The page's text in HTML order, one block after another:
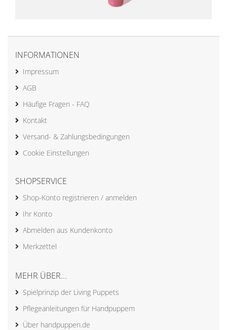
INFORMATIONEN
Impressum
AGB
Häufige Fragen - FAQ
Kontakt
Versand- & Zahlungsbedingungen
Cookie Einstellungen
SHOPSERVICE
Shop-Konto registrieren / anmelden
Ihr Konto
Abmelden aus Kundenkonto
Merkzettel
MEHR ÜBER...
Spielprinzip der Living Puppets
Pflegeanleitungen für Handpuppem
Über handpuppen.de